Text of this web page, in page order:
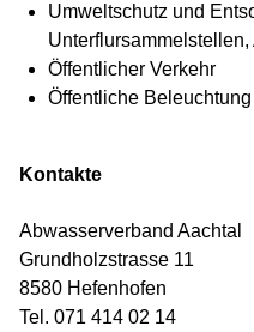
Umweltschutz und
Öffentlicher Verkehr
Öffentliche Beleuchtung
Kontakte
Abwasserverband Aachtal
Grundholzstrasse 11
8580 Hefenhofen
Tel. 071 414 02 14